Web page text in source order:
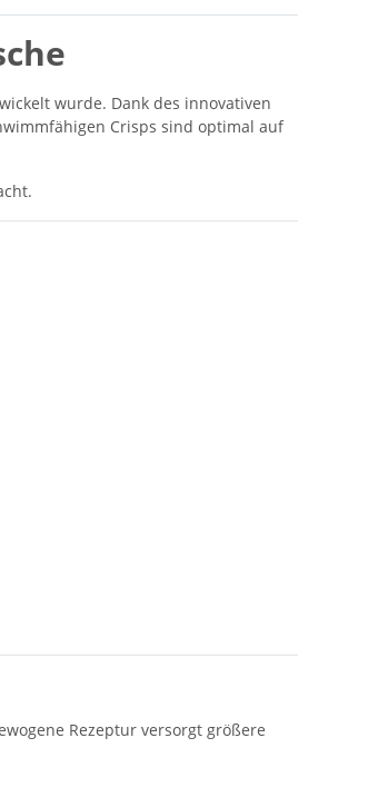
wurde. Dank des innovativen
Crisps sind optimal auf
Rezeptur versorgt größere